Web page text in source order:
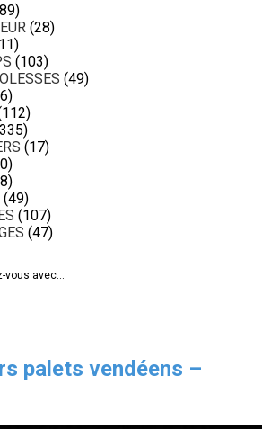
(28)
(103)
(49)
(17)
(49)
(107)
(47)
vous avec...
palets vendéens –